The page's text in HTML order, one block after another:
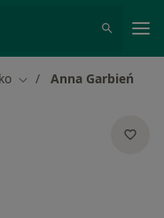
Zmień miasto
Anna Garbień